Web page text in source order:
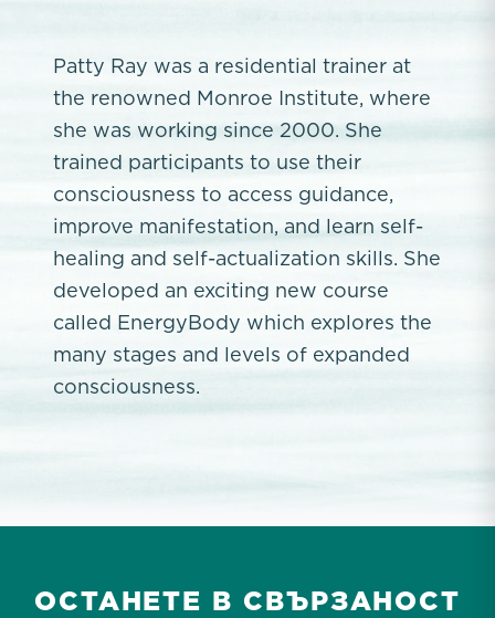
Patty Ray was a residential trainer at
the renowned Monroe Institute, where
she was working since 2000. She
trained participants to use their
consciousness to access guidance,
improve manifestation, and learn self-
healing and self-actualization skills. She
developed an exciting new course
called EnergyBody which explores the
many stages and levels of expanded
consciousness.
ОСТАНЕТЕ В СВЪРЗАНОСТ